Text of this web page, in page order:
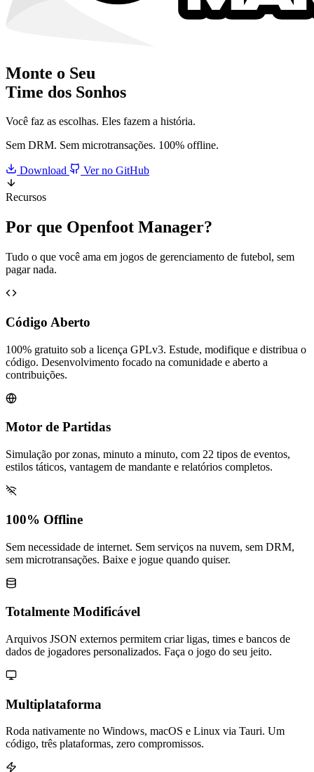
Monte o Seu
Time dos Sonhos
Você faz as escolhas. Eles fazem a história.
Sem DRM. Sem microtransações. 100% offline.
Download Ver no GitHub
Recursos
Por que Openfoot Manager?
Tudo o que você ama em jogos de gerenciamento de futebol, sem
pagar nada.
Código Aberto
100% gratuito sob a licença GPLv3. Estude, modifique e distribua o
código. Desenvolvimento focado na comunidade e aberto a
contribuições.
Motor de Partidas
Simulação por zonas, minuto a minuto, com 22 tipos de eventos,
estilos táticos, vantagem de mandante e relatórios completos.
100% Offline
Sem necessidade de internet. Sem serviços na nuvem, sem DRM,
sem microtransações. Baixe e jogue quando quiser.
Totalmente Modificável
Arquivos JSON externos permitem criar ligas, times e bancos de
dados de jogadores personalizados. Faça o jogo do seu jeito.
Multiplataforma
Roda nativamente no Windows, macOS e Linux via Tauri. Um
código, três plataformas, zero compromissos.